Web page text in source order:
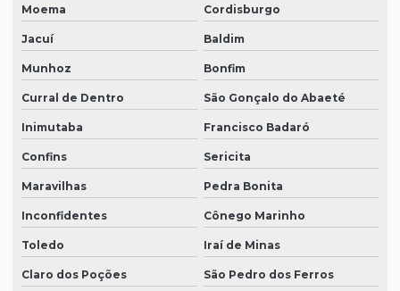
Moema Cordisburgo
Jacuí Baldim
Munhoz Bonfim
Curral de Dentro São Gonçalo do Abaeté
Inimutaba Francisco Badaró
Confins Sericita
Maravilhas Pedra Bonita
Inconfidentes Cônego Marinho
Toledo Iraí de Minas
Claro dos Poções São Pedro dos Ferros